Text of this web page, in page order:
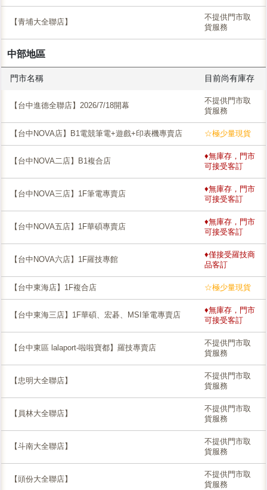
【青埔大全聯店】
不提供門市取
貨服務
中部地區
門市名稱 目前尚有庫存
【台中進德全聯店】2026/7/18開幕
不提供門市取
貨服務
【台中NOVA店】B1電競筆電+遊戲+印表機專賣店 ☆極少量現貨
【台中NOVA二店】B1複合店
♦無庫存，門市
可接受客訂
【台中NOVA三店】1F筆電專賣店
♦無庫存，門市
可接受客訂
【台中NOVA五店】1F華碩專賣店
♦無庫存，門市
可接受客訂
【台中NOVA六店】1F羅技專館
♦僅接受羅技商
品客訂
【台中東海店】1F複合店 ☆極少量現貨
【台中東海三店】1F華碩、宏碁、MSI筆電專賣店
♦無庫存，門市
可接受客訂
【台中東區 lalaport-啦啦寶都】羅技專賣店
不提供門市取
貨服務
【忠明大全聯店】
不提供門市取
貨服務
【員林大全聯店】
不提供門市取
貨服務
【斗南大全聯店】
不提供門市取
貨服務
【頭份大全聯店】
不提供門市取
貨服務